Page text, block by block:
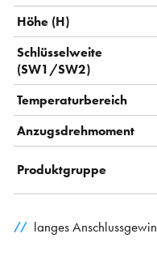
Höhe (H)
Schlüsselweite
(SW1/SW2)
Temperaturbereich
Anzugsdrehmoment
Produktgruppe
langes